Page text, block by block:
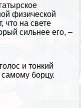
физической
что на свете
сильнее его, –
и тонкий
борцу.